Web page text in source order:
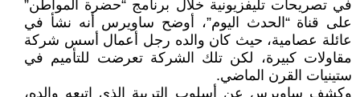
في تصريحات تليفزيونية خلال برنامج “حضرة المواطن”
على قناة “الحدث اليوم”، أوضح ساويرس أنه نشأ في
عائلة عصامية، حيث كان والده رجل أعمال أسس شركة
مقاولات كبيرة، لكن تلك الشركة تعرضت للتأميم في
ستينيات القرن الماضي.
وكشف ساويرس عن أسلوب التربية الذي اتبعه والده،